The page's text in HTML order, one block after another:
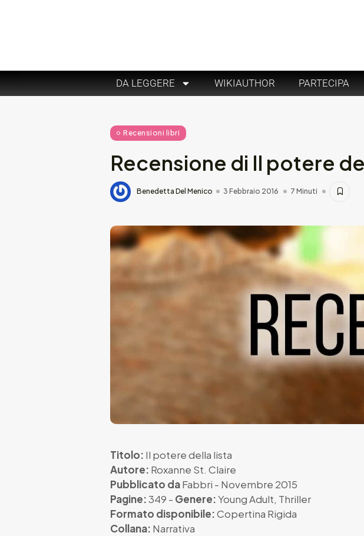
DA LEGGERE WIKIAUTHOR PARTECIPA
Recensioni libri
Recensione di Il potere
Benedetta Del Menico 3 Febbraio 2016 7 Minuti
Titolo: Il potere della lista
Autore: Roxanne St. Claire
Pubblicato daFabbri - Novembre 2015
Pagine:349 - Genere:Young Adult, Thriller
Formato disponibile:Copertina Rigida
Collana: Narrativa